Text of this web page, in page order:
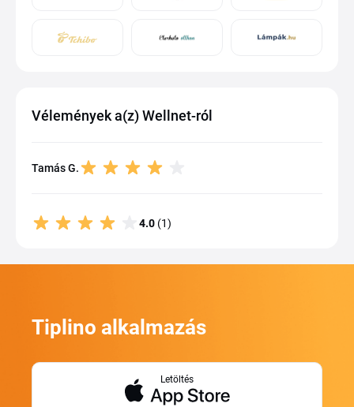
Vélemények a(z) Wellnet-ról
Tamás G.
4.0 (1)
Tiplino alkalmazás
Letöltés